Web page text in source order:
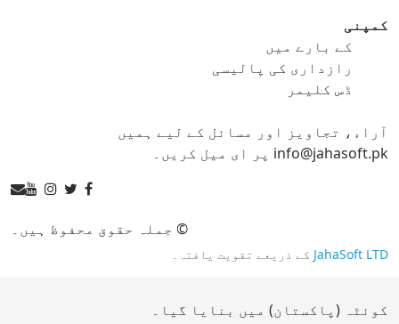
ico کو bmp
ico کو gif ico کو jpg
کمپنی
کے بارے میں
رازداری کی پالیسی
ڈس کلیمر
آراء، تجاویز اور مسائل کے لیے ہمیں
info@jahasoft.pk پر ای میل کریں۔
© جملہ حقوق محفوظ ہیں۔
JahaSoft LTD کے ذریعے تقویت یافتہ۔
کوئٹہ (پاکستان) میں بنایا گیا۔